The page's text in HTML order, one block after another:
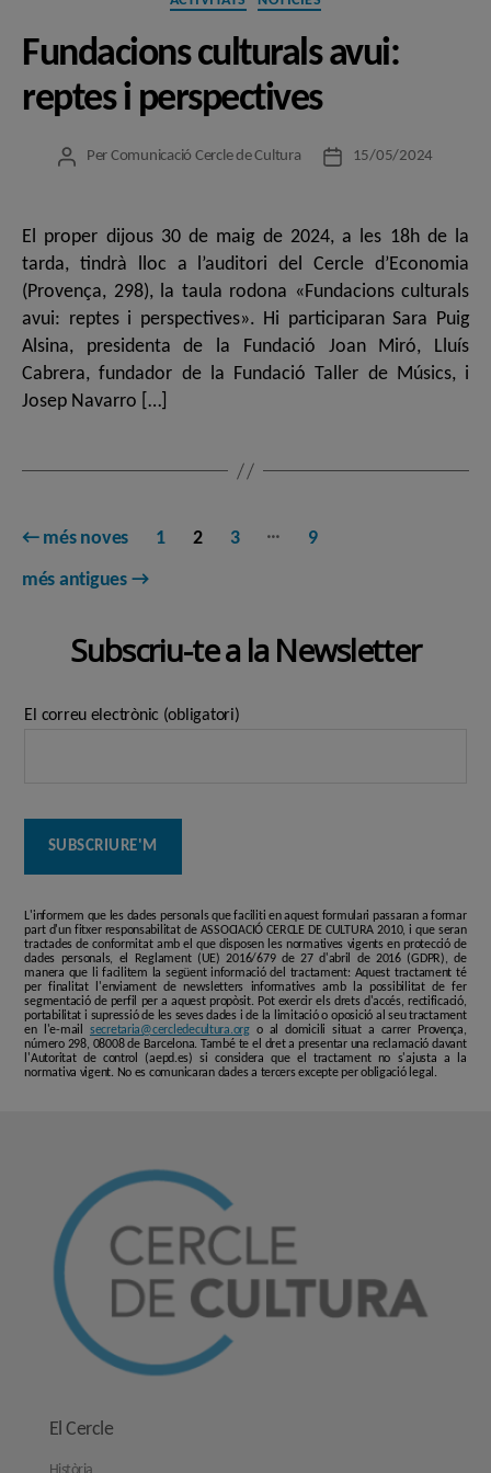
Fundacions culturals avui:
reptes i perspectives
Autor
Per Comunicació Cercle de Cultura
Data15/05/2024
El proper dijous 30 de maig de 2024, a les 18h de la
tarda, tindrà lloc a l’auditori del Cercle d’Economia
(Provença, 298), la taula rodona «Fundacions culturals
avui: reptes i perspectives». Hi participaran Sara Puig
Alsina, presidenta de la Fundació Joan Miró, Lluís
Cabrera, fundador de la Fundació Taller de Músics, i
Josep Navarro […]
Paginació
de
entrades
← més noves 1 2 3 …
9
més antigues →
Subscriu-te a la Newsletter
El correu electrònic (obligatori)
L'informem que les dades personals que faciliti en aquest formulari passaran a formar
part d'un fitxer responsabilitat de ASSOCIACIÓ CERCLE DE CULTURA 2010, i que seran
tractades de conformitat amb el que disposen les normatives vigents en protecció de
dades personals, el Reglament (UE) 2016/679 de 27 d'abril de 2016 (GDPR), de
manera que li facilitem la següent informació del tractament: Aquest tractament té
per finalitat l'enviament de newsletters informatives amb la possibilitat de fer
segmentació de perfil per a aquest propòsit. Pot exercir els drets d'accés, rectificació,
portabilitat i supressió de les seves dades i de la limitació o oposició al seu tractament
en l'e-mail secretaria@cercledecultura.orgo al domicili situat a carrer Provença,
número 298, 08008 de Barcelona. També te el dret a presentar una reclamació davant
l'Autoritat de control (aepd.es) si considera que el tractament no s'ajusta a la
normativa vigent. No es comunicaran dades a tercers excepte per obligació legal.
El Cercle